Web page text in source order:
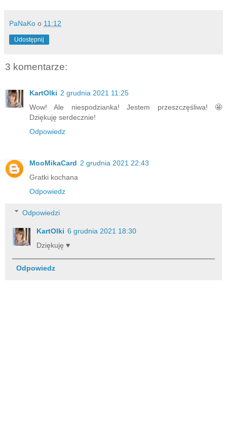
PaNaKo o 11:12
Udostępnij
3 komentarze:
KartOlki 2 grudnia 2021 11:25
Wow! Ale niespodzianka! Jestem przeszczęśliwa! 🤩
Dziękuję serdecznie!
Odpowiedz
MooMikaCard 2 grudnia 2021 22:43
Gratki kochana
Odpowiedz
Odpowiedzi
KartOlki 6 grudnia 2021 18:30
Dziękuję ♥️
Odpowiedz